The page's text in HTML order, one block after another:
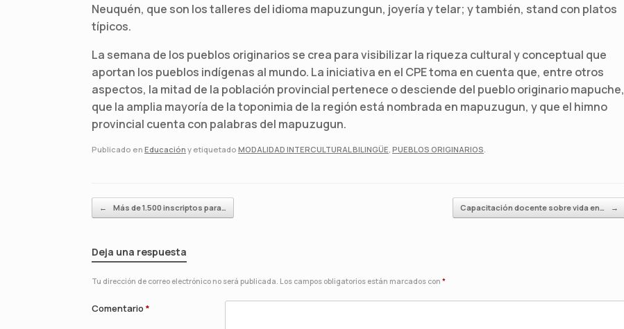
Neuquén, que son los talleres del idioma mapuzungun, joyería y telar; y también, stand con platos
típicos.
La semana de los pueblos originarios se crea para visibilizar la riqueza cultural y conceptual que
aportan los pueblos indígenas al mundo. La iniciativa en el CPE toma en cuenta que, entre otros
aspectos, la mitad de la población provincial pertenece o desciende del pueblo originario mapuche,
que la amplia mayoría de la toponimia de la región está nombrada en mapuzugun, y que el himno
provincial cuenta con palabras del mapuzugun.
Publicado en Educación y etiquetado MODALIDAD INTERCULTURAL BILINGÜE, PUEBLOS ORIGINARIOS.
Navegador de artículos
← Más de 1.500 inscriptos para… Capacitación docente sobre vida en… →
Deja una respuesta
Tu dirección de correo electrónico no será publicada. Los campos obligatorios están marcados con *
Comentario *